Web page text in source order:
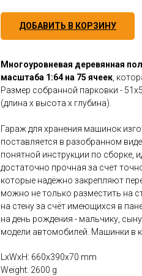
ДОБАВИТЬ В КОРЗИНУ
Многоуровневая деревянная
масштаба 1:64 на 75 ячеек,
Размер собранной парковки -
(длина х высота х глубина).
Гараж для хранения машинок
поставляется в разобранном
понятной инструкции по сборке,
достаточно прочная за счет
которые надёжно закрепляют
можно не только разместить на
на стену за счёт имеющихся в
на день рождения - мальчику,
модели автомобилей. Машинки в
LxWxH: 660x390x70 mm
Weight: 2600 g